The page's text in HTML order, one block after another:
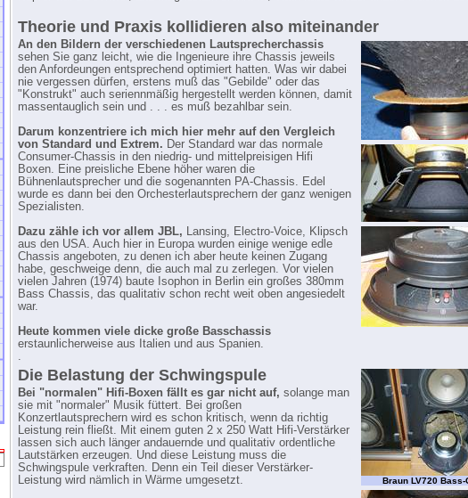
Theorie und Praxis kollidieren also miteinander
An den Bildern der verschiedenen Lautsprecherchassis
sehen Sie ganz leicht, wie die Ingenieure ihre Chassis jeweils
den Anfordeungen entsprechend optimiert hatten. Was wir dabei
nie vergessen dürfen, erstens muß das "Gebilde" oder das
"Konstrukt" auch seriennmäßig hergestellt werden können, damit
massentauglich sein und . . . es muß bezahlbar sein.
Darum konzentriere ich mich hier mehr auf den Vergleich
von Standard und Extrem. Der Standard war das normale
Consumer-Chassis in den niedrig- und mittelpreisigen Hifi
Boxen. Eine preisliche Ebene höher waren die
Bühnenlautsprecher und die sogenannten PA-Chassis. Edel
wurde es dann bei den Orchesterlautsprechern der ganz wenigen
Spezialisten.
Dazu zähle ich vor allem JBL, Lansing, Electro-Voice, Klipsch
aus den USA. Auch hier in Europa wurden einige wenige edle
Chassis angeboten, zu denen ich aber heute keinen Zugang
habe, geschweige denn, die auch mal zu zerlegen. Vor vielen
vielen Jahren (1974) baute Isophon in Berlin ein großes 380mm
Bass Chassis, das qualitativ schon recht weit oben angesiedelt
war.
Heute kommen viele dicke große Basschassis
erstaunlicherweise aus Italien und aus Spanien.
.
Braun LV720
Die Belastung der Schwingspule
Bei "normalen" Hifi-Boxen fällt es gar nicht auf, solange man
sie mit "normaler" Musik füttert. Bei großen
Konzertlautsprechern wird es schon kritisch, wenn da richtig
Leistung rein fließt. Mit einem guten 2 x 250 Watt Hifi-Verstärker
lassen sich auch länger andauernde und qualitativ ordentliche
Lautstärken erzeugen. Und diese Leistung muss die
Schwingspule verkraften. Denn ein Teil dieser Verstärker-
Leistung wird nämlich in Wärme umgesetzt.